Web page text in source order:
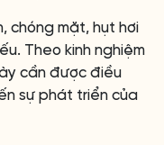
chóng mặt, hụt hơi
Theo kinh nghiệm
cần được điều
sự phát triển của